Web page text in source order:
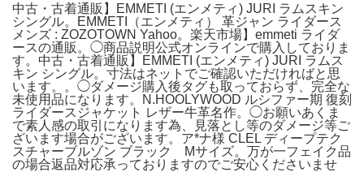
中古・古着通販】EMMETI (エンメティ) JURI ラムスキン
シングル。EMMETI（エンメティ） 革ジャン ライダース
メンズ : ZOZOTOWN Yahoo。楽天市場】emmeti ライダ
ースの通販。◯商品説明公式オンラインで購入しておりま
す。中古・古着通販】EMMETI (エンメティ) JURI ラムス
キン シングル。寸法はネットでご確認いただければと思
います。。◯ダメージ購入後タグも取っておらず、完全な
未使用品になります。N.HOOLYWOOD ルシファー期 復刻
ライダースジャケット レザー牛革名作。◯お願いあくま
で素人感の取引になります為、見落とし等のダメージ等ご
ざいます場合がございます。ア*ナ様 CLEL ディープテク
スチャーブルゾン ブラック Mサイズ。万が一フェイク品
の場合返品対応承っておりますのでご安心くださいませ